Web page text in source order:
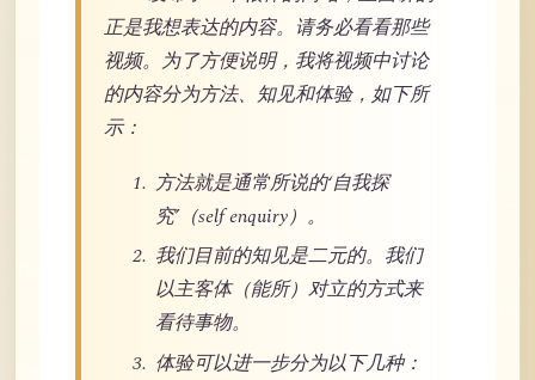
正是我想表达的内容。请务必看看那些
视频。为了方便说明，我将视频中讨论
的内容分为方法、知见和体验，如下所
示：
方法就是通常所说的‘自我探
究’（self enquiry）。
我们目前的知见是二元的。我们
以主客体（能所）对立的方式来
看待事物。
体验可以进一步分为以下几种：